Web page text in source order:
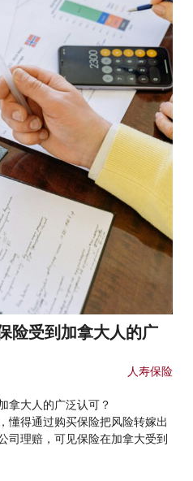
险受到加拿大人的广
人寿保险
拿大人的广泛认可？
懂得通过购买保险把风险转嫁出
司理赔，可见保险在加拿大受到